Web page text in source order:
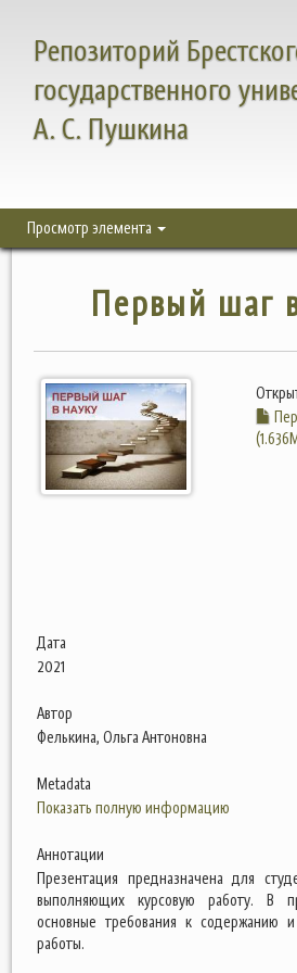
Репозиторий
государственного
А. С. Пушкина
Просмотр элемента
Первый шаг
Дата
2021
Автор
Фелькина, Ольга Антоновна
Metadata
Показать полную информацию
Аннотации
Презентация предназначена для
выполняющих курсовую работу. В
основные требования к содержанию
работы.